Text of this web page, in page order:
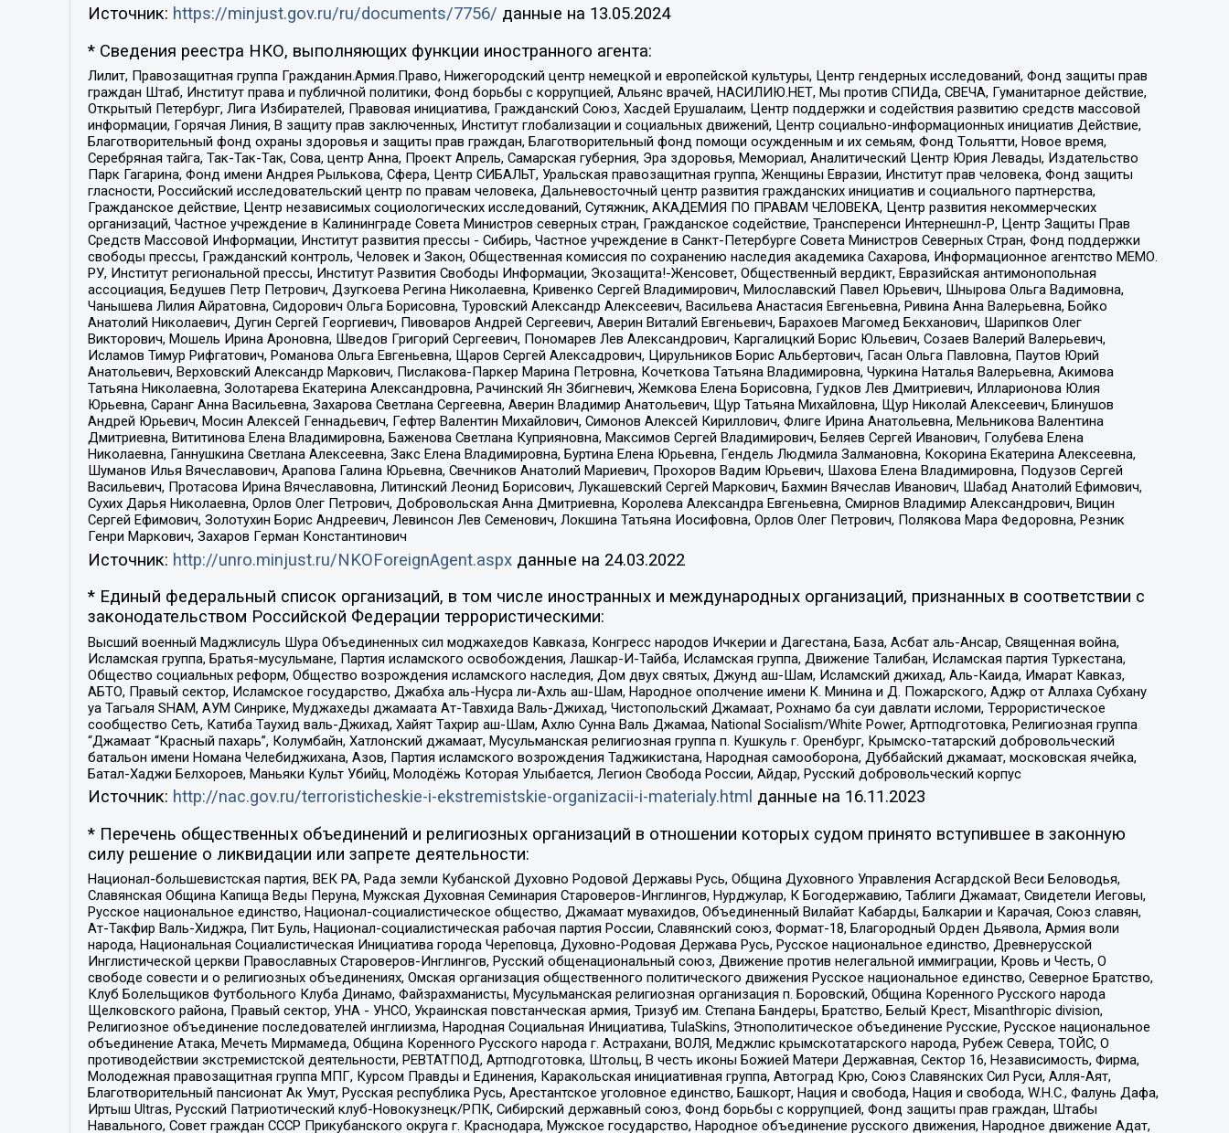
Источник: https://minjust.gov.ru/ru/documents/7756/ данные на 13.05.2024
* Сведения реестра НКО, выполняющих функции иностранного агента:
Лилит, Правозащитная группа Гражданин.Армия.Право, Нижегородский центр немецкой и европейской культуры, Центр гендерных исследований, Фонд защиты прав
граждан Штаб, Институт права и публичной политики, Фонд борьбы с коррупцией, Альянс врачей, НАСИЛИЮ.НЕТ, Мы против СПИДа, СВЕЧА, Гуманитарное действие,
Открытый Петербург, Лига Избирателей, Правовая инициатива, Гражданский Союз, Хасдей Ерушалаим, Центр поддержки и содействия развитию средств массовой
информации, Горячая Линия, В защиту прав заключенных, Институт глобализации и социальных движений, Центр социально-информационных инициатив Действие,
Благотворительный фонд охраны здоровья и защиты прав граждан, Благотворительный фонд помощи осужденным и их семьям, Фонд Тольятти, Новое время,
Серебряная тайга, Так-Так-Так, Сова, центр Анна, Проект Апрель, Самарская губерния, Эра здоровья, Мемориал, Аналитический Центр Юрия Левады, Издательство
Парк Гагарина, Фонд имени Андрея Рылькова, Сфера, Центр СИБАЛЬТ, Уральская правозащитная группа, Женщины Евразии, Институт прав человека, Фонд защиты
гласности, Российский исследовательский центр по правам человека, Дальневосточный центр развития гражданских инициатив и социального партнерства,
Гражданское действие, Центр независимых социологических исследований, Сутяжник, АКАДЕМИЯ ПО ПРАВАМ ЧЕЛОВЕКА, Центр развития некоммерческих
организаций, Частное учреждение в Калининграде Совета Министров северных стран, Гражданское содействие, Трансперенси Интернешнл-Р, Центр Защиты Прав
Средств Массовой Информации, Институт развития прессы - Сибирь, Частное учреждение в Санкт-Петербурге Совета Министров Северных Стран, Фонд поддержки
свободы прессы, Гражданский контроль, Человек и Закон, Общественная комиссия по сохранению наследия академика Сахарова, Информационное агентство МЕМО.
РУ, Институт региональной прессы, Институт Развития Свободы Информации, Экозащита!-Женсовет, Общественный вердикт, Евразийская антимонопольная
ассоциация, Бедушев Петр Петрович, Дзугкоева Регина Николаевна, Кривенко Сергей Владимирович, Милославский Павел Юрьевич, Шнырова Ольга Вадимовна,
Чанышева Лилия Айратовна, Сидорович Ольга Борисовна, Туровский Александр Алексеевич, Васильева Анастасия Евгеньевна, Ривина Анна Валерьевна, Бойко
Анатолий Николаевич, Дугин Сергей Георгиевич, Пивоваров Андрей Сергеевич, Аверин Виталий Евгеньевич, Барахоев Магомед Бекханович, Шарипков Олег
Викторович, Мошель Ирина Ароновна, Шведов Григорий Сергеевич, Пономарев Лев Александрович, Каргалицкий Борис Юльевич, Созаев Валерий Валерьевич,
Исламов Тимур Рифгатович, Романова Ольга Евгеньевна, Щаров Сергей Алексадрович, Цирульников Борис Альбертович, Гасан Ольга Павловна, Паутов Юрий
Анатольевич, Верховский Александр Маркович, Пислакова-Паркер Марина Петровна, Кочеткова Татьяна Владимировна, Чуркина Наталья Валерьевна, Акимова
Татьяна Николаевна, Золотарева Екатерина Александровна, Рачинский Ян Збигневич, Жемкова Елена Борисовна, Гудков Лев Дмитриевич, Илларионова Юлия
Юрьевна, Саранг Анна Васильевна, Захарова Светлана Сергеевна, Аверин Владимир Анатольевич, Щур Татьяна Михайловна, Щур Николай Алексеевич, Блинушов
Андрей Юрьевич, Мосин Алексей Геннадьевич, Гефтер Валентин Михайлович, Симонов Алексей Кириллович, Флиге Ирина Анатольевна, Мельникова Валентина
Дмитриевна, Вититинова Елена Владимировна, Баженова Светлана Куприяновна, Максимов Сергей Владимирович, Беляев Сергей Иванович, Голубева Елена
Николаевна, Ганнушкина Светлана Алексеевна, Закс Елена Владимировна, Буртина Елена Юрьевна, Гендель Людмила Залмановна, Кокорина Екатерина Алексеевна,
Шуманов Илья Вячеславович, Арапова Галина Юрьевна, Свечников Анатолий Мариевич, Прохоров Вадим Юрьевич, Шахова Елена Владимировна, Подузов Сергей
Васильевич, Протасова Ирина Вячеславовна, Литинский Леонид Борисович, Лукашевский Сергей Маркович, Бахмин Вячеслав Иванович, Шабад Анатолий Ефимович,
Сухих Дарья Николаевна, Орлов Олег Петрович, Добровольская Анна Дмитриевна, Королева Александра Евгеньевна, Смирнов Владимир Александрович, Вицин
Сергей Ефимович, Золотухин Борис Андреевич, Левинсон Лев Семенович, Локшина Татьяна Иосифовна, Орлов Олег Петрович, Полякова Мара Федоровна, Резник
Генри Маркович, Захаров Герман Константинович
Источник: http://unro.minjust.ru/NKOForeignAgent.aspxданные на 24.03.2022
* Единый федеральный список организаций, в том числе иностранных и международных организаций, признанных в соответствии с
законодательством Российской Федерации террористическими:
Высший военный Маджлисуль Шура Объединенных сил моджахедов Кавказа, Конгресс народов Ичкерии и Дагестана, База, Асбат аль-Ансар, Священная война,
Исламская группа, Братья-мусульмане, Партия исламского освобождения, Лашкар-И-Тайба, Исламская группа, Движение Талибан, Исламская партия Туркестана,
Общество социальных реформ, Общество возрождения исламского наследия, Дом двух святых, Джунд аш-Шам, Исламский джихад, Аль-Каида, Имарат Кавказ,
АБТО, Правый сектор, Исламское государство, Джабха аль-Нусра ли-Ахль аш-Шам, Народное ополчение имени К. Минина и Д. Пожарского, Аджр от Аллаха Субхану
уа Тагьаля SHAM, АУМ Синрике, Муджахеды джамаата Ат-Тавхида Валь-Джихад, Чистопольский Джамаат, Рохнамо ба суи давлати исломи, Террористическое
сообщество Сеть, Катиба Таухид валь-Джихад, Хайят Тахрир аш-Шам, Ахлю Сунна Валь Джамаа, National Socialism/White Power, Артподготовка, Религиозная группа
“Джамаат “Красный пахарь”, Колумбайн, Хатлонский джамаат, Мусульманская религиозная группа п. Кушкуль г. Оренбург, Крымско-татарский добровольческий
батальон имени Номана Челебиджихана, Азов, Партия исламского возрождения Таджикистана, Народная самооборона, Дуббайский джамаат, московская ячейка,
Батал-Хаджи Белхороев, Маньяки Культ Убийц, Молодёжь Которая Улыбается, Легион Свобода России, Айдар, Русский добровольческий корпус
Источник: http://nac.gov.ru/terroristicheskie-i-ekstremistskie-organizacii-i-materialy.html данные на 16.11.2023
* Перечень общественных объединений и религиозных организаций в отношении которых судом принято вступившее в законную
силу решение о ликвидации или запрете деятельности:
Национал-большевистская партия, ВЕК РА, Рада земли Кубанской Духовно Родовой Державы Русь, Община Духовного Управления Асгардской Веси Беловодья,
Славянская Община Капища Веды Перуна, Мужская Духовная Семинария Староверов-Инглингов, Нурджулар, К Богодержавию, Таблиги Джамаат, Свидетели Иеговы,
Русское национальное единство, Национал-социалистическое общество, Джамаат мувахидов, Объединенный Вилайат Кабарды, Балкарии и Карачая, Союз славян,
Ат-Такфир Валь-Хиджра, Пит Буль, Национал-социалистическая рабочая партия России, Славянский союз, Формат-18, Благородный Орден Дьявола, Армия воли
народа, Национальная Социалистическая Инициатива города Череповца, Духовно-Родовая Держава Русь, Русское национальное единство, Древнерусской
Инглистической церкви Православных Староверов-Инглингов, Русский общенациональный союз, Движение против нелегальной иммиграции, Кровь и Честь, О
свободе совести и о религиозных объединениях, Омская организация общественного политического движения Русское национальное единство, Северное Братство,
Клуб Болельщиков Футбольного Клуба Динамо, Файзрахманисты, Мусульманская религиозная организация п. Боровский, Община Коренного Русского народа
Щелковского района, Правый сектор, УНА - УНСО, Украинская повстанческая армия, Тризуб им. Степана Бандеры, Братство, Белый Крест, Misanthropic division,
Религиозное объединение последователей инглиизма, Народная Социальная Инициатива, TulaSkins, Этнополитическое объединение Русские, Русское национальное
объединение Атака, Мечеть Мирмамеда, Община Коренного Русского народа г. Астрахани, ВОЛЯ, Меджлис крымскотатарского народа, Рубеж Севера, ТОЙС, О
противодействии экстремистской деятельности, РЕВТАТПОД, Артподготовка, Штольц, В честь иконы Божией Матери Державная, Сектор 16, Независимость, Фирма,
Молодежная правозащитная группа МПГ, Курсом Правды и Единения, Каракольская инициативная группа, Автоград Крю, Союз Славянских Сил Руси, Алля-Аят,
Благотворительный пансионат Ак Умут, Русская республика Русь, Арестантское уголовное единство, Башкорт, Нация и свобода, Нация и свобода, W.H.С., Фалунь Дафа,
Иртыш Ultras, Русский Патриотический клуб-Новокузнецк/РПК, Сибирский державный союз, Фонд борьбы с коррупцией, Фонд защиты прав граждан, Штабы
Навального, Совет граждан СССР Прикубанского округа г. Краснодара, Мужское государство, Народное объединение русского движения, Народное движение Адат,